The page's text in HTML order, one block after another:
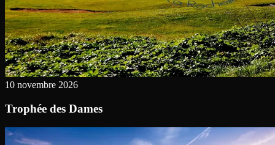
10 novembre 2026
Trophée des Dames